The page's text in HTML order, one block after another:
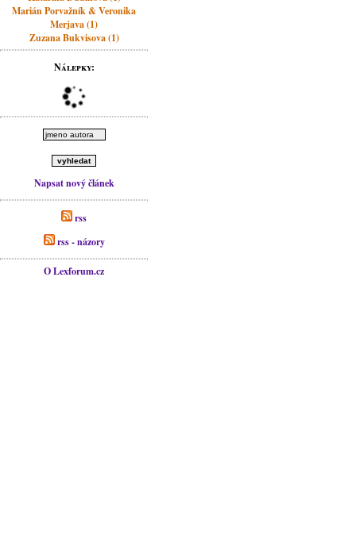
Marián Porvažník & Veronika
Merjava (1)
Zuzana Bukvisova (1)
Nálepky:
Napsat nový článek
rss
rss - názory
O Lexforum.cz